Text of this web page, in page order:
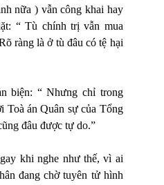
nữa ) vẫn công khai hay
“ Tù chính trị vẫn mua
ràng là ở tù đâu có tệ hại
biện: “ Nhưng chỉ trong
Toà án Quân sự của Tổng
đâu được tự do.”
khi nghe như thế, vì ai
đang chờ tuyên tử hình